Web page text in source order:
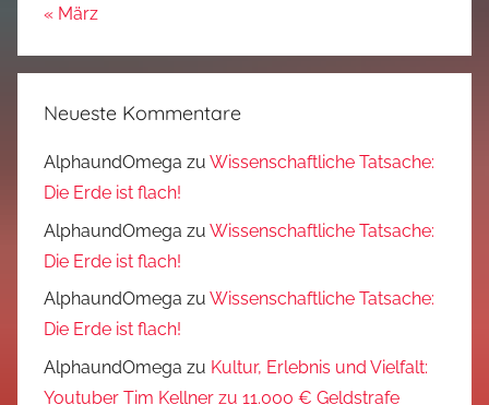
« März
Neueste Kommentare
AlphaundOmega zu Wissenschaftliche Tatsache:
Die Erde ist flach!
AlphaundOmega zu Wissenschaftliche Tatsache:
Die Erde ist flach!
AlphaundOmega zu Wissenschaftliche Tatsache:
Die Erde ist flach!
AlphaundOmega zu Kultur, Erlebnis und Vielfalt:
Youtuber Tim Kellner zu 11.000 € Geldstrafe